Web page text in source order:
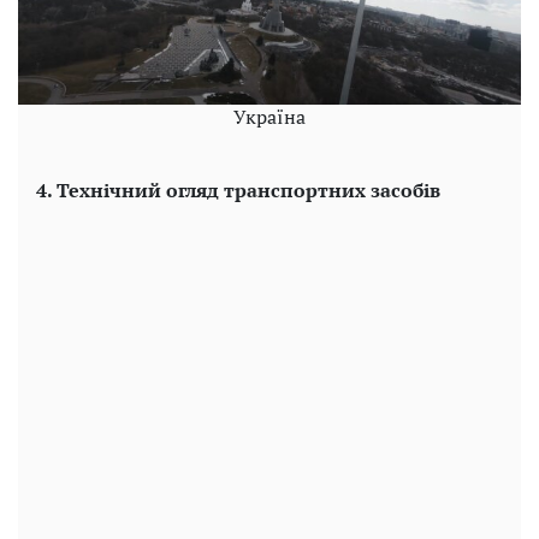
Україна
4. Технічний огляд транспортних засобів